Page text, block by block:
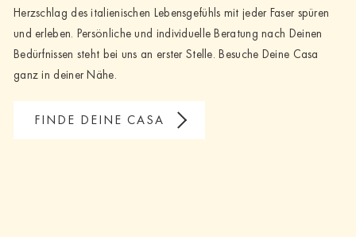
Herzschlag des italienischen Lebensgefühls mit jeder Faser spüren
und erleben. Persönliche und individuelle Beratung nach Deinen
Bedürfnissen steht bei uns an erster Stelle. Besuche Deine Casa
ganz in deiner Nähe.
FINDE DEINE CASA